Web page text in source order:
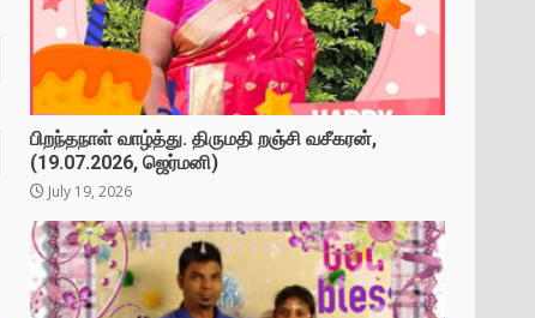
பிறந்தநாள் வாழ்த்து. திருமதி றஞ்சி வசீகரன்,
(19.07.2026, ஜெர்மனி)
July 19, 2026